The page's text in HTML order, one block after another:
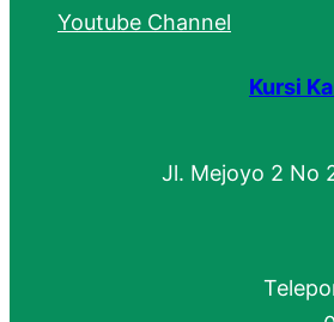
Youtube Channel
Kursi
Jl. Mejoyo 2 No